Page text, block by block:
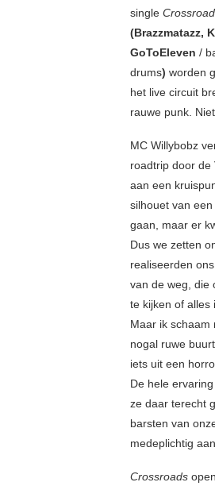
single
(Brazzmatazz,
GoToEleven /
drums) worden
het live circuit
rauwe punk.
MC Willybobz
roadtrip door de
aan een
silhouet van
gaan, maar er
Dus we zetten
realiseerden
van de weg, die
te kijken of alles
Maar ik schaam
nogal ruwe
iets uit een
De hele
ze daar terecht
barsten van
medeplichtig
Crossroads